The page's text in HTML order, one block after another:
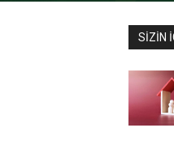
SIZIN